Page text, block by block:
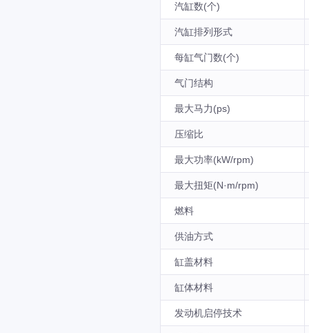
汽缸数(个)
汽缸排列形式
每缸气门数(个)
气门结构
最大马力(ps)
压缩比
最大功率(kW/rpm)
最大扭矩(N·m/rpm)
燃料
供油方式
缸盖材料
缸体材料
发动机启停技术